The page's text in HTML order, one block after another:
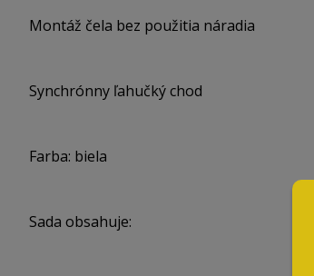
Montáž čela bez použitia náradia
Synchrónny ľahučký chod
Farba: biela
Sada obsahuje: